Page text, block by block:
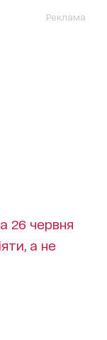
Реклама
26 червня
а не